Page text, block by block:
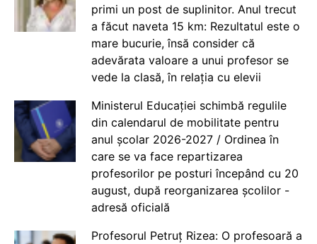
primi un post de suplinitor. Anul trecut
a făcut naveta 15 km: Rezultatul este o
mare bucurie, însă consider că
adevărata valoare a unui profesor se
vede la clasă, în relația cu elevii
Ministerul Educației schimbă regulile
din calendarul de mobilitate pentru
anul școlar 2026-2027 / Ordinea în
care se va face repartizarea
profesorilor pe posturi începând cu 20
august, după reorganizarea școlilor -
adresă oficială
Profesorul Petruț Rizea: O profesoară a